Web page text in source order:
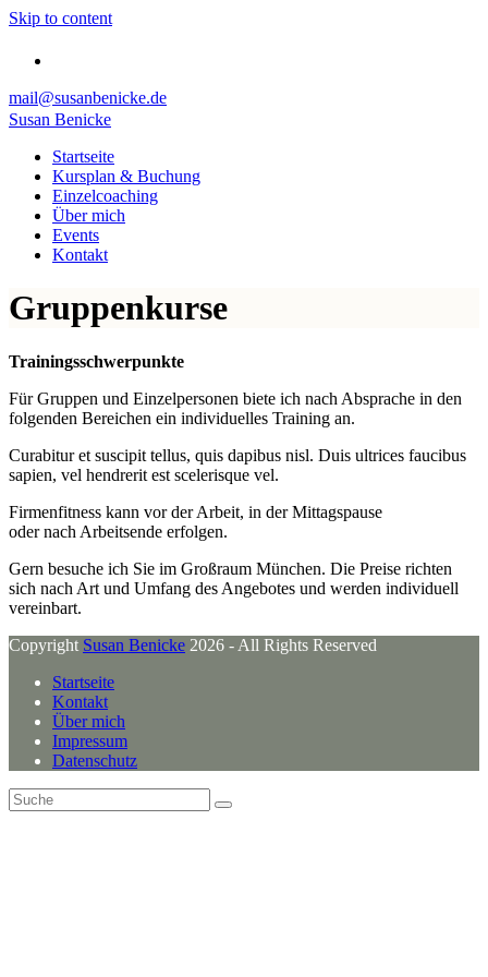
Skip to content
mail@susanbenicke.de
Susan Benicke
Startseite
Kursplan & Buchung
Einzelcoaching
Über mich
Events
Kontakt
Gruppenkurse
Trainingsschwerpunkte
Für Gruppen und Einzelpersonen biete ich nach Absprache in den
folgenden Bereichen ein individuelles Training an.
Curabitur et suscipit tellus, quis dapibus nisl. Duis ultrices faucibus
sapien, vel hendrerit est scelerisque vel.
Firmenfitness kann vor der Arbeit, in der Mittagspause
oder nach Arbeitsende erfolgen.
Gern besuche ich Sie im Großraum München. Die Preise richten
sich nach Art und Umfang des Angebotes und werden individuell
vereinbart.
Copyright Susan Benicke 2026 - All Rights Reserved
Startseite
Kontakt
Über mich
Impressum
Datenschutz
An
den
Suche
Senden